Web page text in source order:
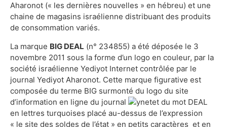
Aharonot (« les dernières nouvelles » en hébreu) et une
chaine de magasins israélienne distribuant des produits
de consommation variés.
La marque BIG DEAL (n° 234855) a été déposée le 3
novembre 2011 sous la forme d’un logo en couleur, par la
société israélienne Yediyot Internet contrôlée par le
journal Yediyot Aharonot. Cette marque figurative est
composée du terme BIG surmonté du logo du site
d’information en ligne du journal
et du mot DEAL
en lettres turquoises placé au-dessus de l’expression
« le site des soldes de l’état » en petits caractères et en